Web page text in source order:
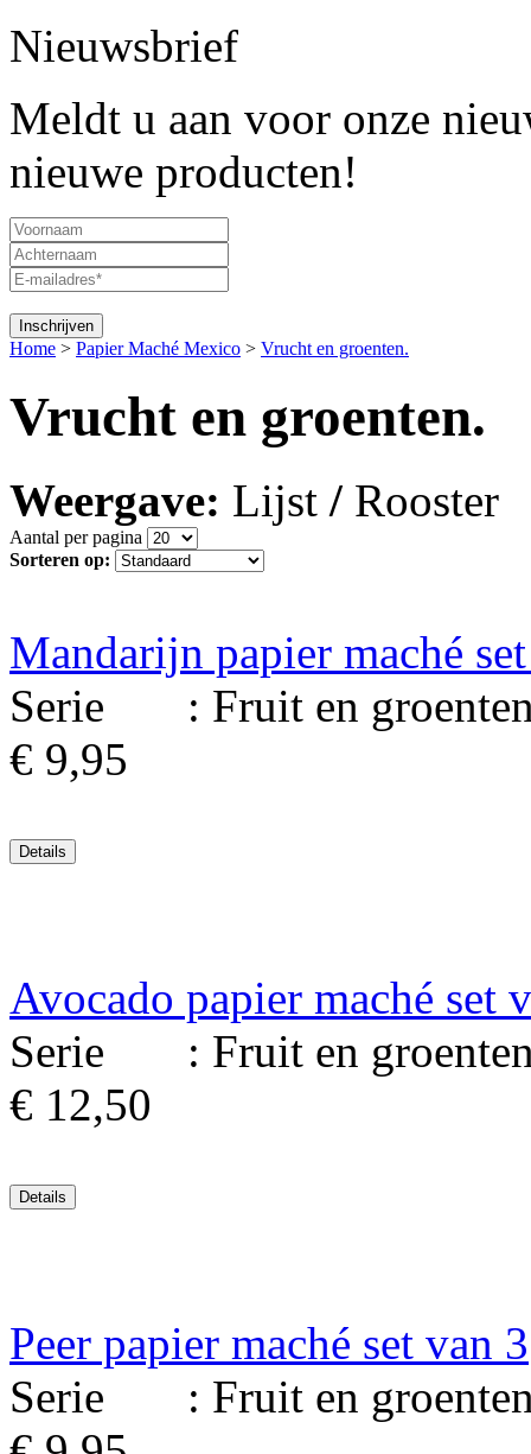
Nieuwsbrief
Meldt u aan voor onze
nieuwe producten!
Home > Papier Maché Mexico > Vrucht en groenten.
Vrucht en groenten.
Weergave: Lijst / Rooster
Aantal per pagina
Sorteren op:
Mandarijn papier maché
Serie : Fruit en
€ 9,95
Avocado papier maché set
Serie : Fruit en
€ 12,50
Peer papier maché set van 3
Serie : Fruit en